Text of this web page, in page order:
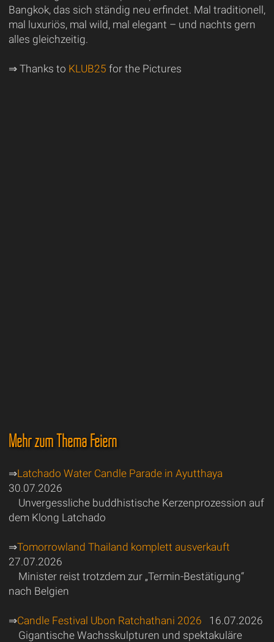
Bangkok, das sich ständig neu erfindet. Mal traditionell,
mal luxuriös, mal wild, mal elegant – und nachts gern
alles gleichzeitig.
⇒ Thanks to KLUB25 for the Pictures
Mehr zum Thema Feiern
⇒Latchado Water Candle Parade in Ayutthaya
30.07.2026
Unvergessliche buddhistische Kerzenprozession auf
dem Klong Latchado
⇒Tomorrowland Thailand komplett ausverkauft
27.07.2026
Minister reist trotzdem zur „Termin-Bestätigung“
nach Belgien
⇒Candle Festival Ubon Ratchathani 2026 16.07.2026
Gigantische Wachsskulpturen und spektakuläre